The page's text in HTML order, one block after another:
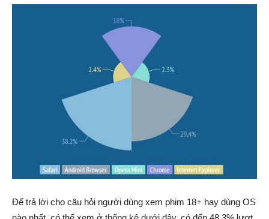
Để trả lời cho câu hỏi người dùng xem phim 18+ hay dùng OS